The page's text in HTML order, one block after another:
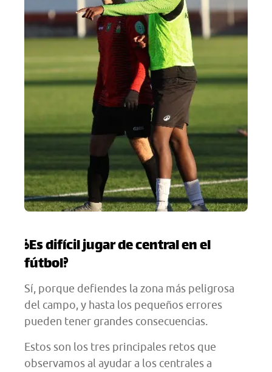
¿Es difícil jugar de central en el
fútbol?
Sí, porque defiendes la zona más peligrosa
del campo, y hasta los pequeños errores
pueden tener grandes consecuencias.
Estos son los tres principales retos que
observamos al ayudar a los centrales a